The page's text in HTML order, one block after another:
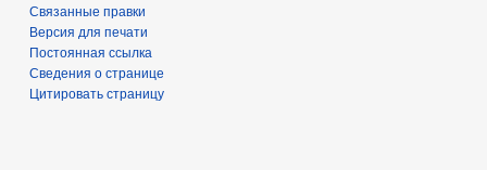
Связанные правки
Версия для печати
Постоянная ссылка
Сведения о странице
Цитировать страницу